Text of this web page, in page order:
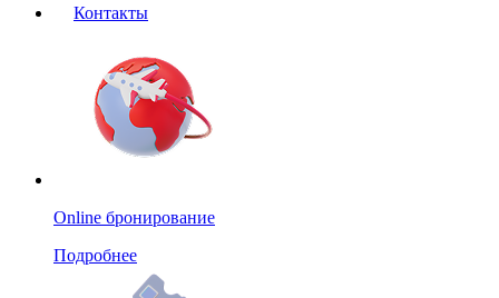
Контакты
Online бронирование
Подробнее